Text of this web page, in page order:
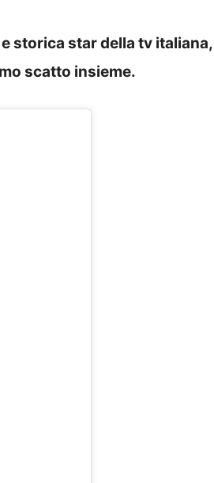
storica star della tv italiana,
scatto insieme.